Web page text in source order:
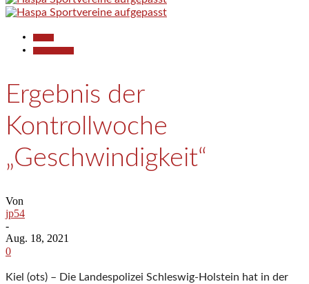
Ergebnis der
Kontrollwoche
„Geschwindigkeit“
Von
jp54
-
Aug. 18, 2021
0
Kiel (ots) – Die Landespolizei Schleswig-Holstein hat in der